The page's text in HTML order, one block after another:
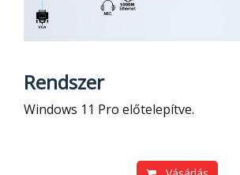
Rendszer
Windows 11 Pro előtelepítve.